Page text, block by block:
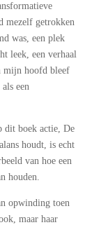
mezelf getrokken
was, een plek
leek, een verhaal
mijn hoofd bleef
een
dit boek actie, De
houdt, is echt
van hoe een
houden.
opwinding toen
maar haar